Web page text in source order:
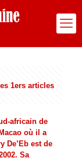
les 1ers articles
africain de
où il a
De’Eb est de
Sa